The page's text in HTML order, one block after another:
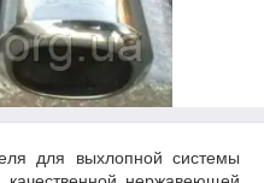
для выхлопной системы